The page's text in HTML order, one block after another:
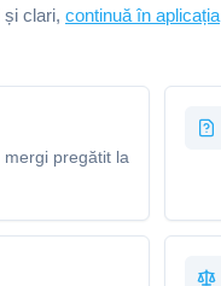
și clari, continuă în aplicația
pregătit la